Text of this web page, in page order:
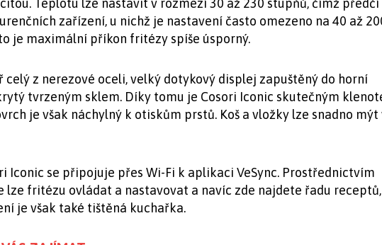
Teplotu lze nastavit v rozmezí 30 až 230 stupňů, čímž předčí
zařízení, u nichž je nastavení často omezeno na 40 až
je maximální příkon fritézy spíše úsporný.
celý z nerezové oceli, velký dotykový displej zapuštěný do horní
tvrzeným sklem. Díky tomu je Cosori Iconic skutečným
je však náchylný k otiskům prstů. Koš a vložky lze snadno mýt
Iconic se připojuje přes Wi-Fi k aplikaci VeSync. Prostřednictvím
lze fritézu ovládat a nastavovat a navíc zde najdete řadu receptů,
je však také tištěná kuchařka.